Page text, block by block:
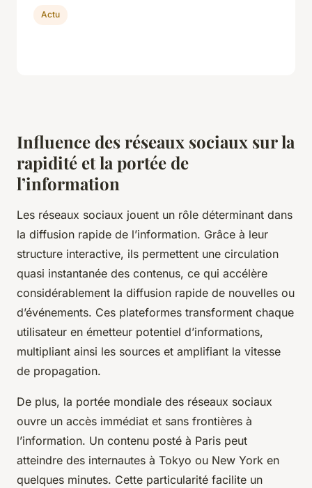
Influence des réseaux sociaux sur la
rapidité et la portée de
l’information
Les réseaux sociaux jouent un rôle déterminant dans
la diffusion rapide de l’information. Grâce à leur
structure interactive, ils permettent une circulation
quasi instantanée des contenus, ce qui accélère
considérablement la diffusion rapide de nouvelles ou
d’événements. Ces plateformes transforment chaque
utilisateur en émetteur potentiel d’informations,
multipliant ainsi les sources et amplifiant la vitesse
de propagation.
De plus, la portée mondiale des réseaux sociaux
ouvre un accès immédiat et sans frontières à
l’information. Un contenu posté à Paris peut
atteindre des internautes à Tokyo ou New York en
quelques minutes. Cette particularité facilite un
Actu